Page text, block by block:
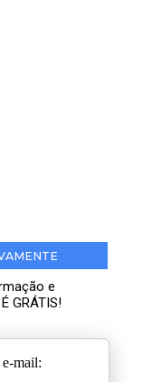
e
GRÁTIS!
mail: